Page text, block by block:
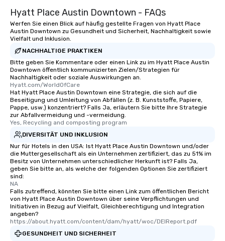
Hyatt Place Austin Downtown - FAQs
Werfen Sie einen Blick auf häufig gestellte Fragen von Hyatt Place
Austin Downtown zu Gesundheit und Sicherheit, Nachhaltigkeit sowie
Vielfalt und Inklusion.
NACHHALTIGE PRAKTIKEN
Bitte geben Sie Kommentare oder einen Link zu im Hyatt Place Austin
Downtown öffentlich kommunizierten Zielen/Strategien für
Nachhaltigkeit oder soziale Auswirkungen an.
Hyatt.com/WorldOfCare
Hat Hyatt Place Austin Downtown eine Strategie, die sich auf die
Beseitigung und Umleitung von Abfällen (z. B. Kunststoffe, Papiere,
Pappe, usw.) konzentriert? Falls Ja, erläutern Sie bitte Ihre Strategie
zur Abfallvermeidung und -vermeidung.
Yes, Recycling and composting program
DIVERSITÄT UND INKLUSION
Nur für Hotels in den USA: Ist Hyatt Place Austin Downtown und/oder
die Muttergesellschaft als ein Unternehmen zertifiziert, das zu 51% im
Besitz von Unternehmen unterschiedlicher Herkunft ist? Falls Ja,
geben Sie bitte an, als welche der folgenden Optionen Sie zertifiziert
sind:
NA
Falls zutreffend, könnten Sie bitte einen Link zum öffentlichen Bericht
von Hyatt Place Austin Downtown über seine Verpflichtungen und
Initiativen in Bezug auf Vielfalt, Gleichberechtigung und Integration
angeben?
https://about.hyatt.com/content/dam/hyatt/woc/DEIReport.pdf
GESUNDHEIT UND SICHERHEIT